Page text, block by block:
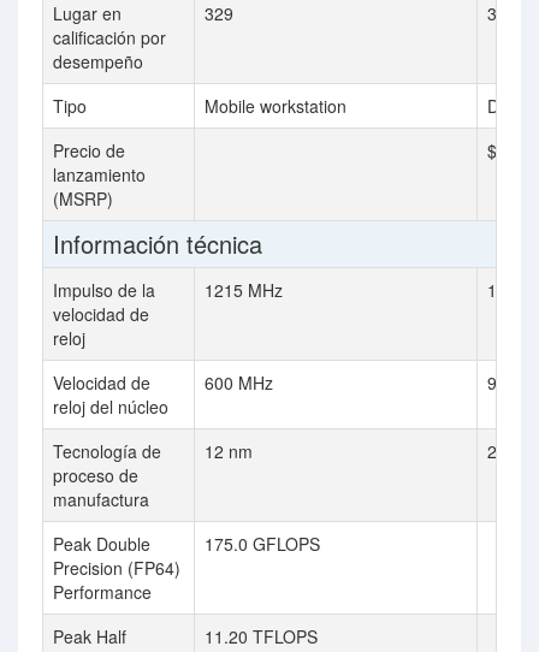
Lugar en
calificación por
desempeño
329 327
Tipo Mobile workstation
Precio de
lanzamiento
(MSRP)
$999
Información técnica
Impulso de la
velocidad de
reloj
1215 MHz 1000
Velocidad de
reloj del núcleo
600 MHz 950
Tecnología de
proceso de
manufactura
12 nm 28 nm
Peak Double
Precision (FP64)
Performance
175.0 GFLOPS
Peak Half
11.20 TFLOPS